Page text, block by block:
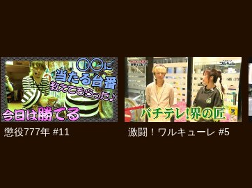
懲役777年 #11 激闘！ワルキューレ #5